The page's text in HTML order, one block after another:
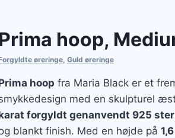
Prima hoop,
øreringe, Guld øreringe
hoop fra Maria Black er et
med en skulpturel
forgyldt genanvendt 925
blankt finish. Med en højde på